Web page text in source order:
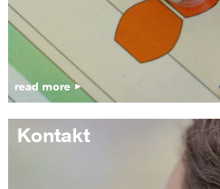
read more
Kontakt